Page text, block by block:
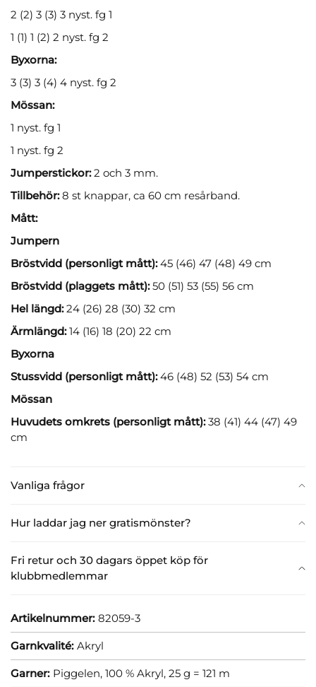
Vanliga frågor
Hur laddar jag ner gratismönster?
Fri retur och 30 dagars öppet köp för
klubbmedlemmar
2 (2) 3 (3) 3 nyst. fg 1
1 (1) 1 (2) 2 nyst. fg 2
Byxorna:
3 (3) 3 (4) 4 nyst. fg 2
Mössan:
1 nyst. fg 1
1 nyst. fg 2
Jumperstickor:2 och 3 mm.
Tillbehör:8 st knappar, ca 60 cm resårband.
Mått:
Jumpern
Bröstvidd (personligt mått):45 (46) 47 (48) 49 cm
Bröstvidd (plaggets mått):50 (51) 53 (55) 56 cm
Hel längd:24 (26) 28 (30) 32 cm
Ärmlängd:14 (16) 18 (20) 22 cm
Byxorna
Stussvidd (personligt mått):46 (48) 52 (53) 54 cm
Mössan
Huvudets omkrets (personligt mått):38 (41) 44 (47) 49
cm
Artikelnummer: 82059-3
Garnkvalité: Akryl
Garner: Piggelen, 100 % Akryl, 25 g = 121 m